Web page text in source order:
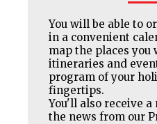
You will be able to
in a convenient
map the places you
itineraries and
program of your
fingertips.
You'll also receive
the news from our